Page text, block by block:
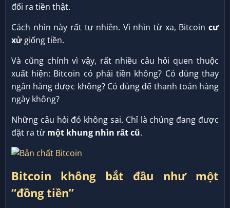
đổi ra tiền thật.
Cách nhìn này rất tự nhiên. Vì nhìn từ xa, Bitcoin cư
xử giống tiền.
Và cũng chính vì vậy, rất nhiều câu hỏi quen thuộc
xuất hiện: Bitcoin có phải tiền không? Có dùng thay
ngân hàng được không? Có dùng để thanh toán hàng
ngày không?
Những câu hỏi đó không sai. Chỉ là chúng đang được
đặt ra từ một khung nhìn rất cũ.
Bitcoin không bắt đầu như một
“đồng tiền”